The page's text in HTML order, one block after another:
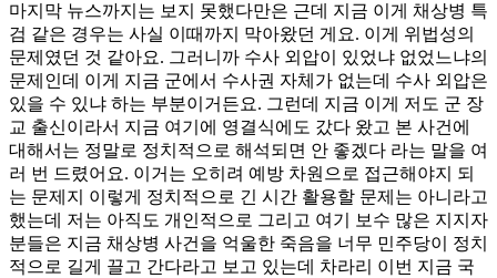
마지막 뉴스까지는 보지 못했다만은 근데 지금 이게 채상병 특
검 같은 경우는 사실 이때까지 막아왔던 게요. 이게 위법성의
문제였던 것 같아요. 그러니까 수사 외압이 있었냐 없었느냐의
문제인데 이게 지금 군에서 수사권 자체가 없는데 수사 외압은
있을 수 있냐 하는 부분이거든요. 그런데 지금 이게 저도 군 장
교 출신이라서 지금 여기에 영결식에도 갔다 왔고 본 사건에
대해서는 정말로 정치적으로 해석되면 안 좋겠다 라는 말을 여
러 번 드렸어요. 이거는 오히려 예방 차원으로 접근해야지 되
는 문제지 이렇게 정치적으로 긴 시간 활용할 문제는 아니라고
했는데 저는 아직도 개인적으로 그리고 여기 보수 많은 지지자
분들은 지금 채상병 사건을 억울한 죽음을 너무 민주당이 정치
적으로 길게 끌고 간다라고 보고 있는데 차라리 이번 지금 국